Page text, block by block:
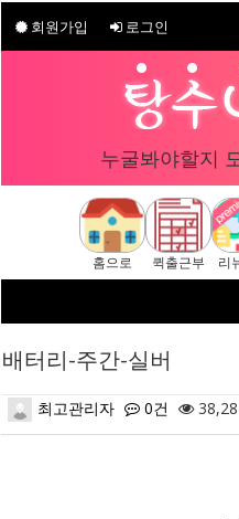
회원가입 로그인
누굴봐야할지
홈으로 퀵출근부 리
배터리-주간-실버
최고관리자 0건